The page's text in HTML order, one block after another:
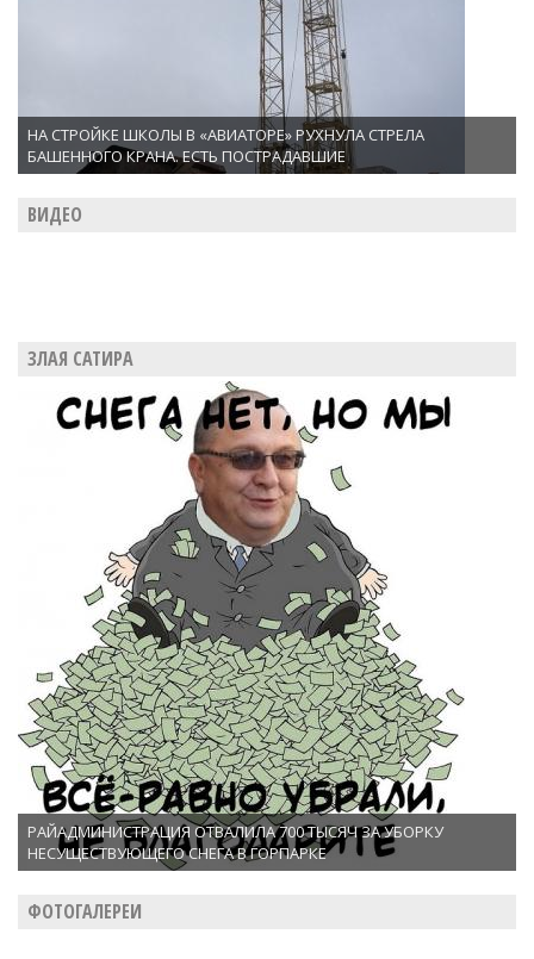
НА СТРОЙКЕ ШКОЛЫ В «АВИАТОРЕ» РУХНУЛА СТРЕЛА
БАШЕННОГО КРАНА. ЕСТЬ ПОСТРАДАВШИЕ
ВИДЕО
ЗЛАЯ САТИРА
РАЙАДМИНИСТРАЦИЯ ОТВАЛИЛА 700 ТЫСЯЧ ЗА УБОРКУ
НЕСУЩЕСТВУЮЩЕГО СНЕГА В ГОРПАРКЕ
ФОТОГАЛЕРЕИ